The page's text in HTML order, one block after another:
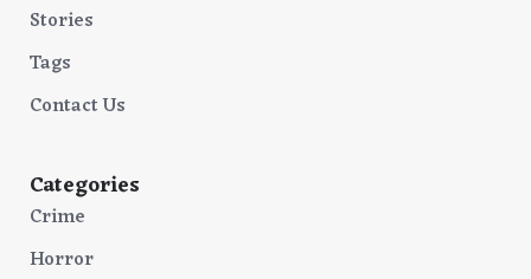
Stories
Tags
Contact Us
Categories
Crime
Horror